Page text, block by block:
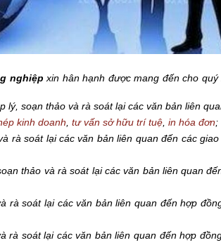
nghiệpxin hân hạnh được mang đến cho
lý, soạn thảo và rà soát lại các văn bản liên
kinh doanh tư vấn sở hữu trí tuệ in hóa đơn;
soát lại các văn bản liên quan đến các
thảo và rà soát lại các văn bản liên quan
soát lại các văn bản liên quan đến hợp
soát lại các văn bản liên quan đến hợp